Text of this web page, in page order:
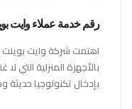
رقم خدمة عملاء وايت
اهتمت شركة وايت بوينت
بالأجهزة المنزلية التي
بإدخال تكنولوجيا حديثة